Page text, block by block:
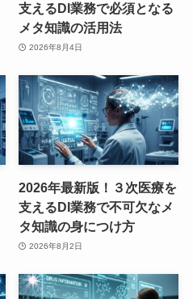
支えるDI業務で必須となる
メタ知識の活用法
2026年8月4日
2026年最新版！３次医療を
支えるDI業務で不可欠なメ
タ知識の身につけ方
2026年8月2日